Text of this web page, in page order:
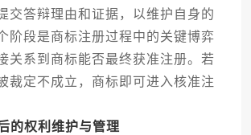
交答辩理由和证据，以维护自身的
阶段是商标注册过程中的关键博弈
关系到商标能否最终获准注册。若
裁定不成立，商标即可进入核准注
的权利维护与管理